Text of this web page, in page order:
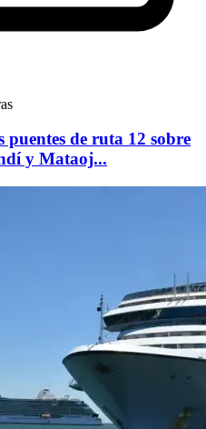
de ruta 12 sobre
y Mataoj...